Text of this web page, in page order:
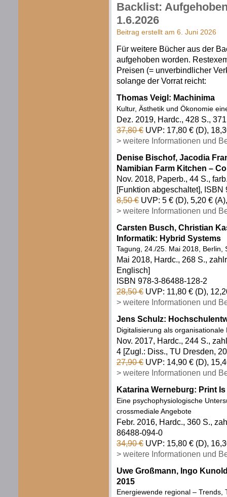
Backlist:
1.6.2026
Beitrag erstellt am 6. Juni 2026
Für weitere Bücher aus der
aufgehoben worden.
Preisen (= unverbindlicher
solange der Vorrat reicht:
Thomas Veigl: Machinima
Kultur, Ästhetik und Ökonomie
Dez. 2019, Hardc., 428 S.,
37,80 € UVP: 17,80 € (D),
> weitere Informationen und
Denise Bischof, Jacodia
Namibian Farm Kitchen –
Nov. 2018, Paperb., 44 S.,
[Funktion abgeschaltet], ISBN
8,50 € UVP: 5 € (D), 5,20 €
> weitere Informationen und
Carsten Busch, Christian
Informatik: Hybrid Systems
Tagung, 24./25. Mai 2018, Berlin,
Mai 2018, Hardc., 268 S.,
Englisch]
ISBN 978-3-86488-128-2
28,50 € UVP: 11,80 € (D),
> weitere Informationen und
Jens Schulz:
Digitalisierung als
Nov. 2017, Hardc., 244 S.,
4 [Zugl.: Diss., TU Dresden,
27,90 € UVP: 14,90 € (D),
> weitere Informationen und
Katarina Werneburg: Print Is
Eine psychophysiologische
crossmediale Angebote
Febr. 2016, Hardc., 360 S.,
86488-094-0
34,90 € UVP: 15,80 € (D),
> weitere Informationen und
Uwe Großmann, Ingo
2015
Energiewende regional – Trends,